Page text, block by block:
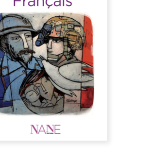
AJOUTER AU PANIER
/